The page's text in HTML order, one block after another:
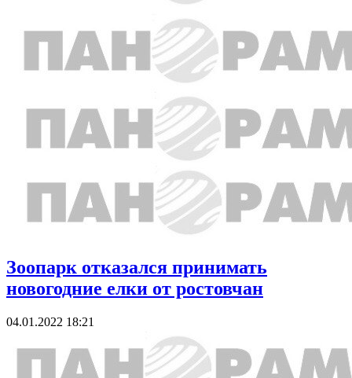
Зоопарк отказался принимать
новогодние елки от ростовчан
04.01.2022 18:21